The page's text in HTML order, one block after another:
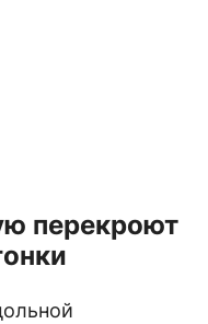
перекроют